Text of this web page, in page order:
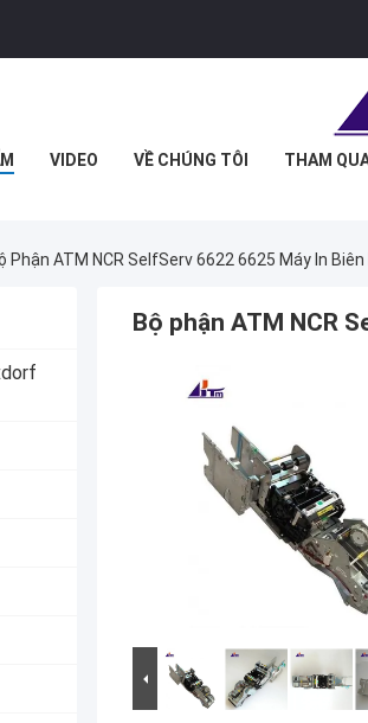
VIDEO VỀ CHÚNG TÔI THAM
Phận ATM NCR SelfServ 6622 6625 Máy In
Bộ phận ATM NCR